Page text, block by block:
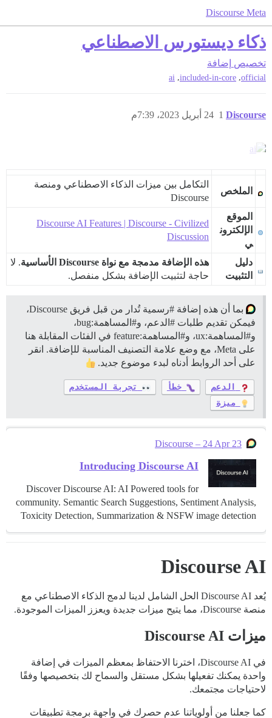
Discourse Meta
ذكاء ديستورس الاصطناعي
تخصيص إضافة
official
,
included-in-core
,
ai
Discourse 24 أبريل 2023، 7:39م 1
الملخص
التكامل بين ميزات الذكاء الاصطناعي ومنصة
Discourse
الموقع
الإلكترون
ي
Discourse AI Features | Discourse - Civilized
Discussion
دليل
التثبيت
هذه الإضافة مدمجة مع نواة Discourse الأساسية
. لا
حاجة لتثبيت الإضافة بشكل منفصل.
بما أن هذه إضافة #رسمية
تُدار من قبل فريق Discourse،
فيمكن تقديم طلبات #الدعم،
و#المساهمة:bug،
و#المساهمة:ux، و#المساهمة:feature في الفئات المقابلة هنا
على Meta، مع وضع علامة التصنيف المناسبة للإضافة. انقر
على أحد الروابط أدناه لبدء موضوع جديد.
الدعم خطأ
تجربة المستخدم
ميزة
Discourse – 24 Apr 23
Introducing Discourse AI
Discover Discourse AI: AI Powered tools for
community. Semantic Search Suggestions, Sentiment Analysis,
Toxicity Detection, Summarization & NSFW image detection
Discourse AI
يُعد Discourse AI الحل الشامل لدينا لدمج الذكاء الاصطناعي مع
منصة Discourse، مما يتيح ميزات جديدة ويعزز الميزات الموجودة.
ميزات Discourse AI
في Discourse AI، اخترنا الاحتفاظ بمعظم الميزات في إضافة
واحدة يمكنك تفعيلها بشكل مستقل والسماح لك بتخصيصها وفقًا
لاحتياجات مجتمعك.
كما جعلنا من أولوياتنا عدم حصرك في واجهة برمجة تطبيقات